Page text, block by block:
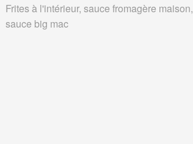
Frites à l'intérieur, sauce fromagère maison,
sauce big mac